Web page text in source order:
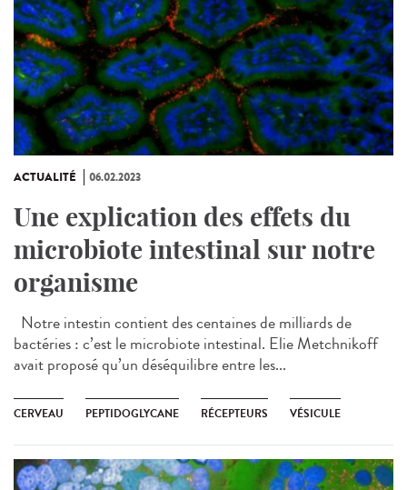
ACTUALITÉ 06.02.2023
Une explication des effets du
microbiote intestinal sur notre
organisme
Notre intestin contient des centaines de milliards de
bactéries : c’est le microbiote intestinal. Elie Metchnikoff
avait proposé qu’un déséquilibre entre les...
CERVEAU PEPTIDOGLYCANE RÉCEPTEURS VÉSICULE